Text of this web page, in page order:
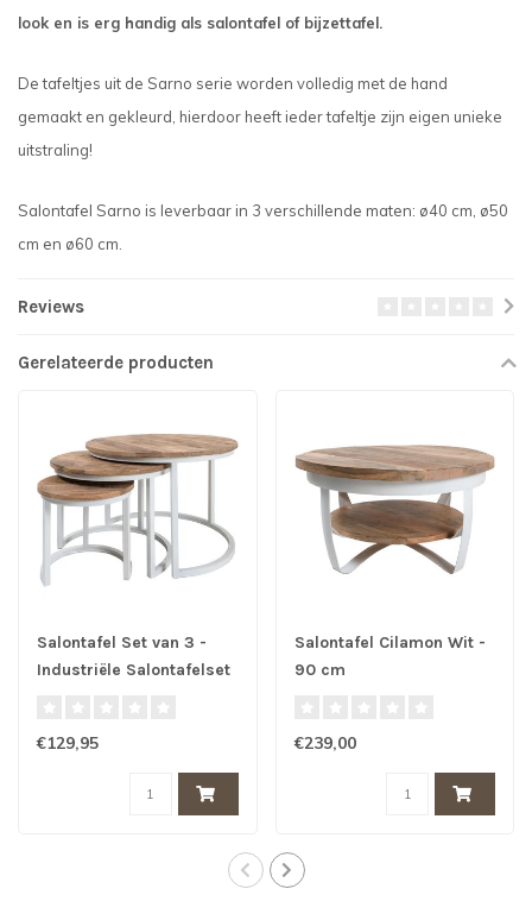
look en is erg handig als salontafel of bijzettafel.
De tafeltjes uit de Sarno serie worden volledig met de hand
gemaakt en gekleurd, hierdoor heeft ieder tafeltje zijn eigen unieke
uitstraling!
Salontafel Sarno is leverbaar in 3 verschillende maten: ø40 cm, ø50
cm en ø60 cm.
Reviews
Gerelateerde producten
Salontafel Set van 3 -
Industriële Salontafelset
€129,95
Salontafel Cilamon Wit -
90 cm
€239,00